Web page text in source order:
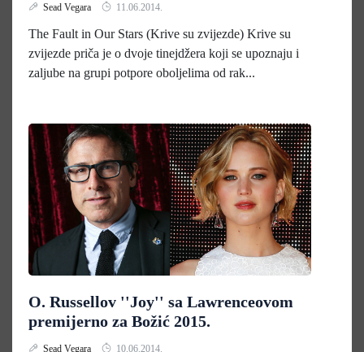
Sead Vegara 11.06.2014.
The Fault in Our Stars (Krive su zvijezde) Krive su
zvijezde priča je o dvoje tinejdžera koji se upoznaju i
zaljube na grupi potpore oboljelima od rak...
O. Russellov ''Joy'' sa Lawrenceovom
premijerno za Božić 2015.
Sead Vegara 10.06.2014.